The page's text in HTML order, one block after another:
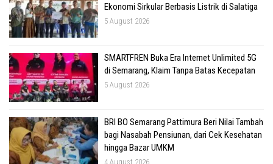
Ekonomi Sirkular Berbasis Listrik di Salatiga
5 August 2026
SMARTFREN Buka Era Internet Unlimited 5G
di Semarang, Klaim Tanpa Batas Kecepatan
5 August 2026
BRI BO Semarang Pattimura Beri Nilai Tambah
bagi Nasabah Pensiunan, dari Cek Kesehatan
hingga Bazar UMKM
4 August 2026